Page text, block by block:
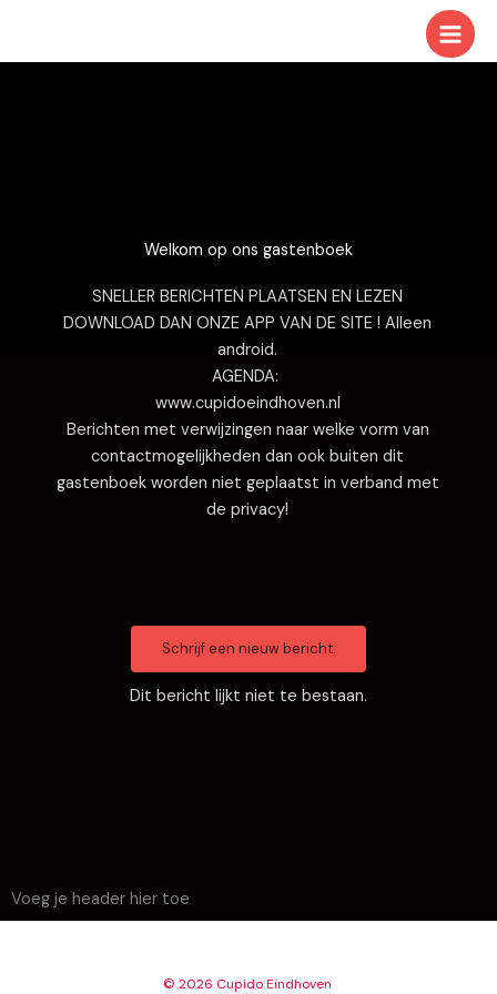
de
Welkom op ons gastenboek
SNELLER BERICHTEN PLAATSEN EN LEZEN
DOWNLOAD DAN ONZE APP VAN DE SITE ! Alleen
android.
AGENDA:
www.cupidoeindhoven.nl
Berichten met verwijzingen naar welke vorm van
contactmogelijkheden dan ook buiten dit
gastenboek worden niet geplaatst in verband met
de privacy!
Dit bericht lijkt niet te bestaan.
Voeg je header hier toe
© 2026 Cupido Eindhoven